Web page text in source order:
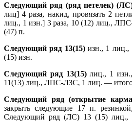
Следующий ряд (ряд петелек)
лиц] 4 раза, накид, провязать 2
лиц., 1 изн.] 3 раза, 10 (12) лиц.,
(47) п.
Следующий ряд 13(15)изн., 1 лиц.,
(15) изн.
Следующий ряд 13(15)лиц., 1
11(13) лиц., ЛПС-ЛЗС, 1 лиц. —
Следующий ряд (открытие
закрыть следующие 17 п.
Следующий ряд (ЛС) 13 (15)